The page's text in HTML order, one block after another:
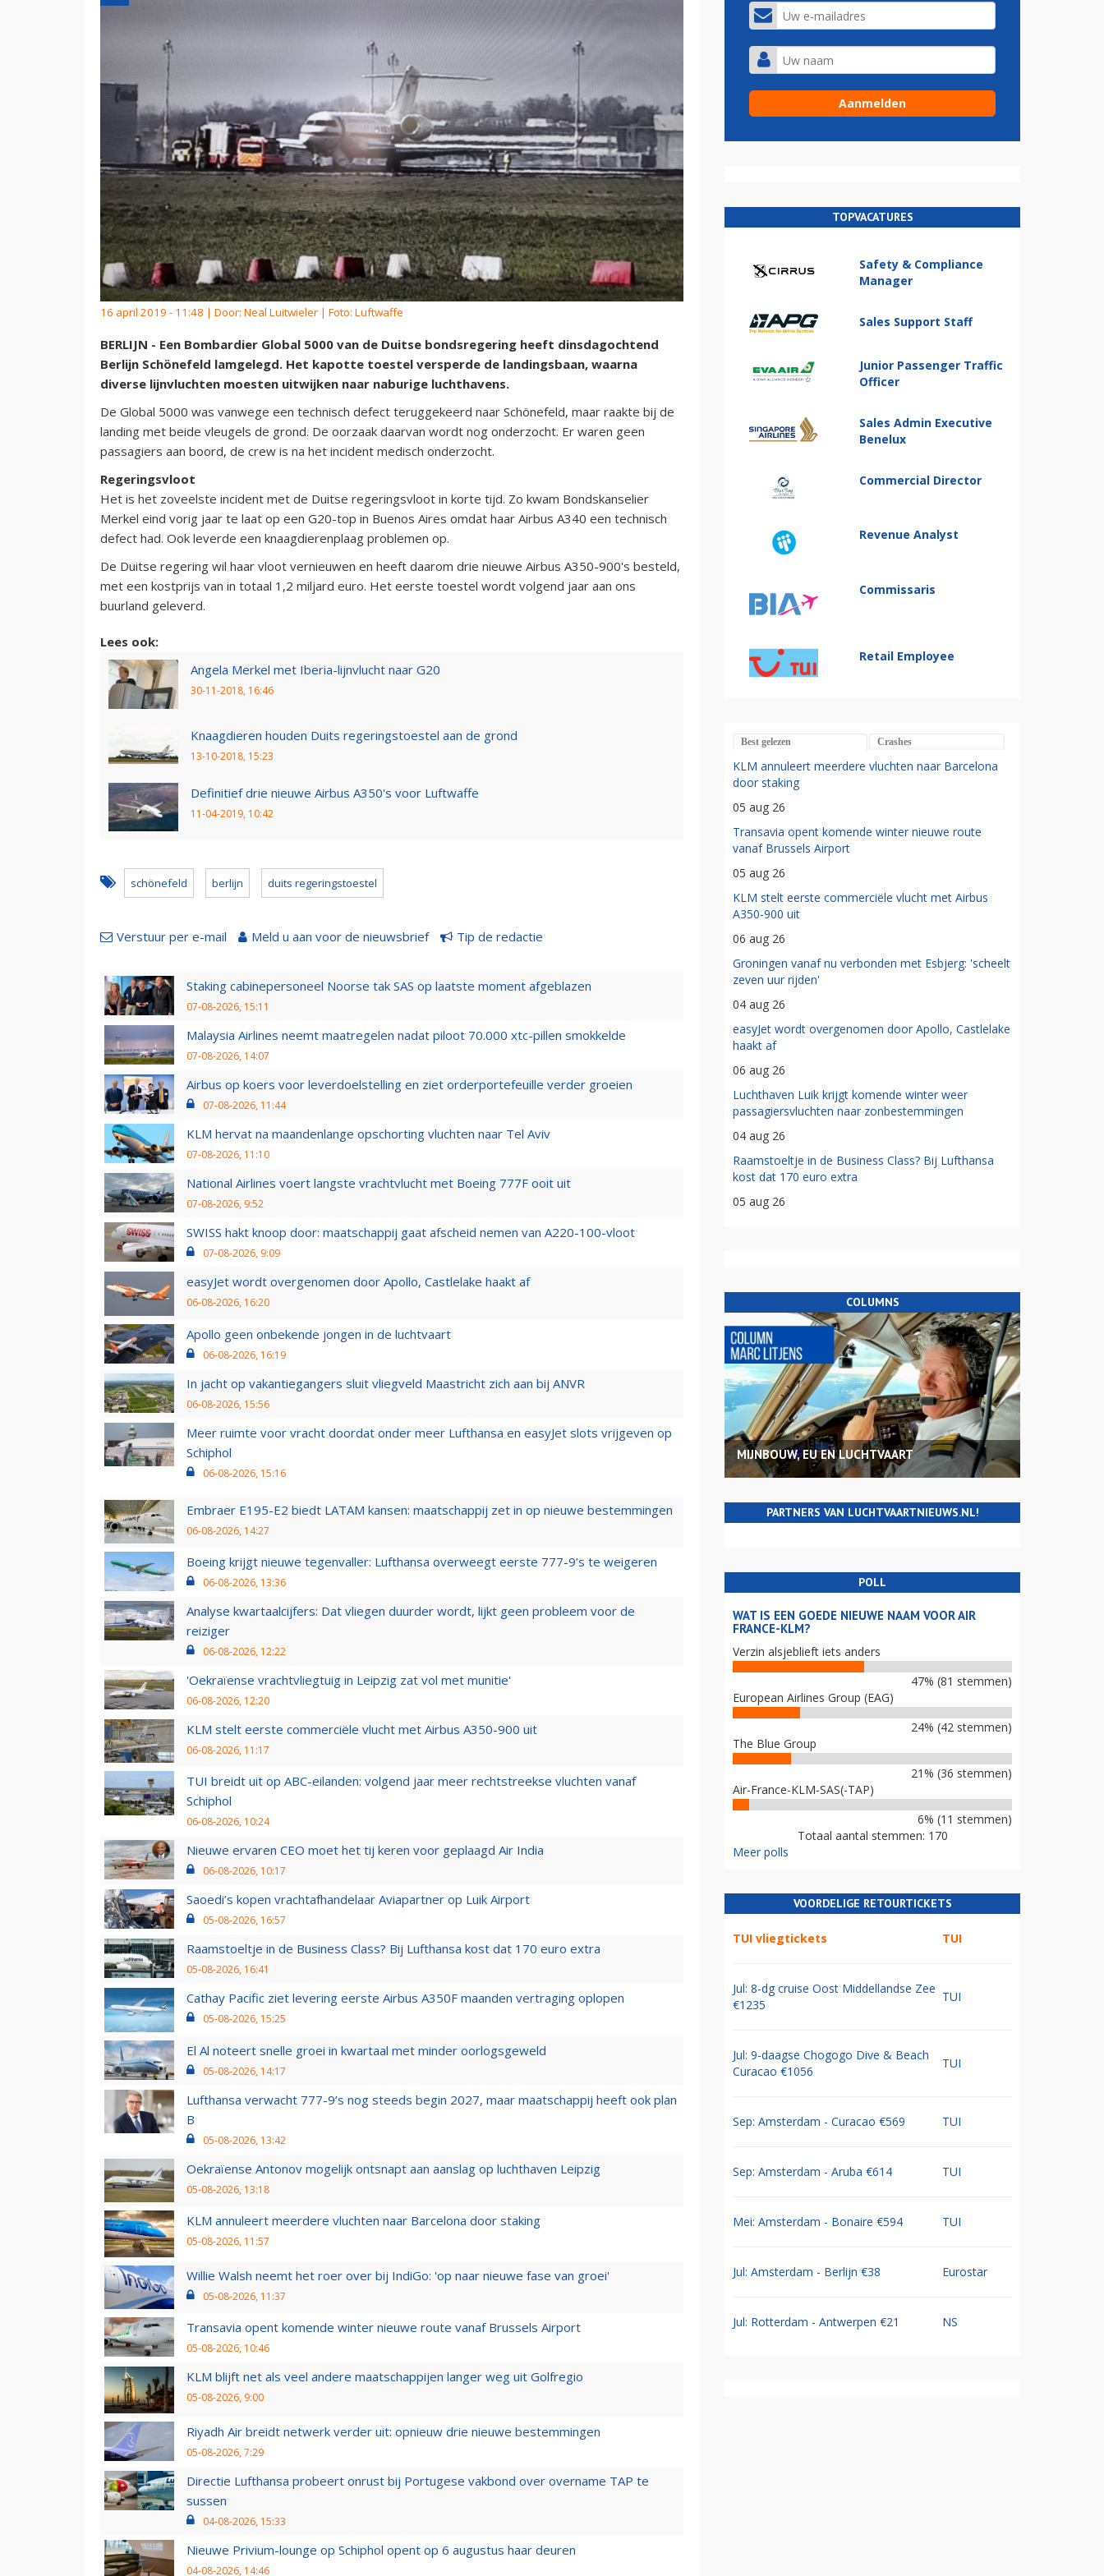
16 april 2019 - 11:48 | Door: Neal Luitwieler | Foto: Luftwaffe
BERLIJN - Een Bombardier Global 5000 van de Duitse bondsregering heeft dinsdagochtend
Berlijn Schönefeld lamgelegd. Het kapotte toestel versperde de landingsbaan, waarna
diverse lijnvluchten moesten uitwijken naar naburige luchthavens.
De Global 5000 was vanwege een technisch defect teruggekeerd naar Schönefeld, maar raakte bij de
landing met beide vleugels de grond. De oorzaak daarvan wordt nog onderzocht. Er waren geen
passagiers aan boord, de crew is na het incident medisch onderzocht.
Regeringsvloot
Het is het zoveelste incident met de Duitse regeringsvloot in korte tijd. Zo kwam Bondskanselier
Merkel eind vorig jaar te laat op een G20-top in Buenos Aires omdat haar Airbus A340 een technisch
defect had. Ook leverde een knaagdierenplaag problemen op.
De Duitse regering wil haar vloot vernieuwen en heeft daarom drie nieuwe Airbus A350-900's besteld,
met een kostprijs van in totaal 1,2 miljard euro. Het eerste toestel wordt volgend jaar aan ons
buurland geleverd.
Lees ook:
Angela Merkel met Iberia-lijnvlucht naar G20
30-11-2018, 16:46
Knaagdieren houden Duits regeringstoestel aan de grond
13-10-2018, 15:23
Definitief drie nieuwe Airbus A350's voor Luftwaffe
11-04-2019, 10:42
schönefeld berlijn duits regeringstoestel
Verstuur per e-mail Meld u aan voor de nieuwsbrief Tip de redactie
Staking cabinepersoneel Noorse tak SAS op laatste moment afgeblazen
07-08-2026, 15:11
Malaysia Airlines neemt maatregelen nadat piloot 70.000 xtc-pillen smokkelde
07-08-2026, 14:07
Airbus op koers voor leverdoelstelling en ziet orderportefeuille verder groeien
07-08-2026, 11:44
KLM hervat na maandenlange opschorting vluchten naar Tel Aviv
07-08-2026, 11:10
National Airlines voert langste vrachtvlucht met Boeing 777F ooit uit
07-08-2026, 9:52
SWISS hakt knoop door: maatschappij gaat afscheid nemen van A220-100-vloot
07-08-2026, 9:09
easyJet wordt overgenomen door Apollo, Castlelake haakt af
06-08-2026, 16:20
Apollo geen onbekende jongen in de luchtvaart
06-08-2026, 16:19
In jacht op vakantiegangers sluit vliegveld Maastricht zich aan bij ANVR
06-08-2026, 15:56
Meer ruimte voor vracht doordat onder meer Lufthansa en easyJet slots vrijgeven op
Schiphol
06-08-2026, 15:16
Embraer E195-E2 biedt LATAM kansen: maatschappij zet in op nieuwe bestemmingen
06-08-2026, 14:27
Boeing krijgt nieuwe tegenvaller: Lufthansa overweegt eerste 777-9’s te weigeren
06-08-2026, 13:36
Analyse kwartaalcijfers: Dat vliegen duurder wordt, lijkt geen probleem voor de
reiziger
06-08-2026, 12:22
'Oekraïense vrachtvliegtuig in Leipzig zat vol met munitie'
06-08-2026, 12:20
KLM stelt eerste commerciële vlucht met Airbus A350-900 uit
06-08-2026, 11:17
TUI breidt uit op ABC-eilanden: volgend jaar meer rechtstreekse vluchten vanaf
Schiphol
06-08-2026, 10:24
Nieuwe ervaren CEO moet het tij keren voor geplaagd Air India
06-08-2026, 10:17
Saoedi’s kopen vrachtafhandelaar Aviapartner op Luik Airport
05-08-2026, 16:57
Raamstoeltje in de Business Class? Bij Lufthansa kost dat 170 euro extra
05-08-2026, 16:41
Cathay Pacific ziet levering eerste Airbus A350F maanden vertraging oplopen
05-08-2026, 15:25
El Al noteert snelle groei in kwartaal met minder oorlogsgeweld
05-08-2026, 14:17
Lufthansa verwacht 777-9’s nog steeds begin 2027, maar maatschappij heeft ook plan
B
05-08-2026, 13:42
Oekraïense Antonov mogelijk ontsnapt aan aanslag op luchthaven Leipzig
05-08-2026, 13:18
KLM annuleert meerdere vluchten naar Barcelona door staking
05-08-2026, 11:57
Willie Walsh neemt het roer over bij IndiGo: 'op naar nieuwe fase van groei'
05-08-2026, 11:37
Transavia opent komende winter nieuwe route vanaf Brussels Airport
05-08-2026, 10:46
KLM blijft net als veel andere maatschappijen langer weg uit Golfregio
05-08-2026, 9:00
Riyadh Air breidt netwerk verder uit: opnieuw drie nieuwe bestemmingen
05-08-2026, 7:29
Directie Lufthansa probeert onrust bij Portugese vakbond over overname TAP te
sussen
04-08-2026, 15:33
Nieuwe Privium-lounge op Schiphol opent op 6 augustus haar deuren
04-08-2026, 14:46
TOPVACATURES
Safety & Compliance
Manager
Sales Support Staff
Junior Passenger Traffic
Officer
Sales Admin Executive
Benelux
Commercial Director
Revenue Analyst
Commissaris
Retail Employee
Best gelezen Crashes
KLM annuleert meerdere vluchten naar Barcelona
door staking
05 aug 26
Transavia opent komende winter nieuwe route
vanaf Brussels Airport
05 aug 26
KLM stelt eerste commerciële vlucht met Airbus
A350-900 uit
06 aug 26
Groningen vanaf nu verbonden met Esbjerg: 'scheelt
zeven uur rijden'
04 aug 26
easyJet wordt overgenomen door Apollo, Castlelake
haakt af
06 aug 26
Luchthaven Luik krijgt komende winter weer
passagiersvluchten naar zonbestemmingen
04 aug 26
Raamstoeltje in de Business Class? Bij Lufthansa
kost dat 170 euro extra
05 aug 26
COLUMNS
MIJNBOUW, EU EN LUCHTVAART
PARTNERS VAN LUCHTVAARTNIEUWS.NL!
POLL
WAT IS EEN GOEDE NIEUWE NAAM VOOR AIR
FRANCE-KLM?
Verzin alsjeblieft iets anders
47% (81 stemmen)
European Airlines Group (EAG)
24% (42 stemmen)
The Blue Group
21% (36 stemmen)
Air-France-KLM-SAS(-TAP)
6% (11 stemmen)
Totaal aantal stemmen: 170
Meer polls
VOORDELIGE RETOURTICKETS
TUI vliegtickets TUI
Jul: 8-dg cruise Oost Middellandse Zee
€1235
TUI
Jul: 9-daagse Chogogo Dive & Beach
Curacao €1056
TUI
Sep: Amsterdam - Curacao €569 TUI
Sep: Amsterdam - Aruba €614 TUI
Mei: Amsterdam - Bonaire €594 TUI
Jul: Amsterdam - Berlijn €38 Eurostar
Jul: Rotterdam - Antwerpen €21 NS